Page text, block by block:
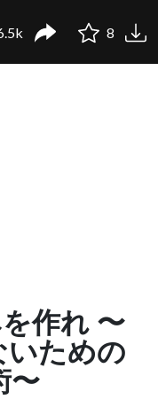
8
作れ 〜
ための
〜